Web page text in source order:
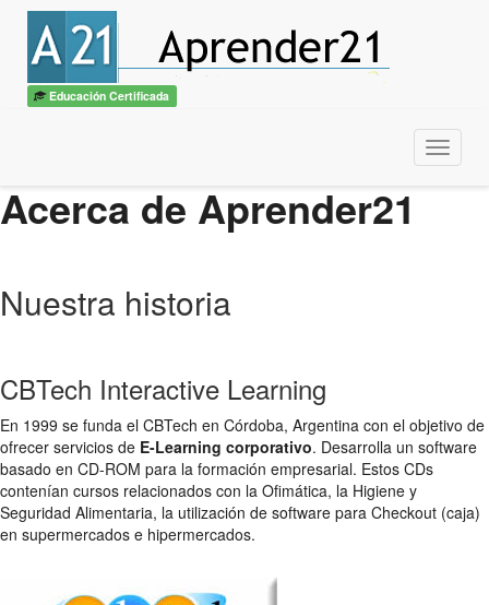
Educación Certificada
Menu
Acerca de Aprender21
Nuestra historia
CBTech Interactive Learning
En 1999 se funda el CBTech en Córdoba, Argentina con el objetivo de
ofrecer servicios de E-Learning corporativo. Desarrolla un software
basado en CD-ROM para la formación empresarial. Estos CDs
contenían cursos relacionados con la Ofimática, la Higiene y
Seguridad Alimentaria, la utilización de software para Checkout (caja)
en supermercados e hipermercados.